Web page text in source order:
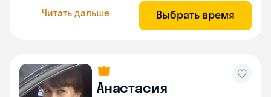
Читать дальше Выбрать время
Анастасия